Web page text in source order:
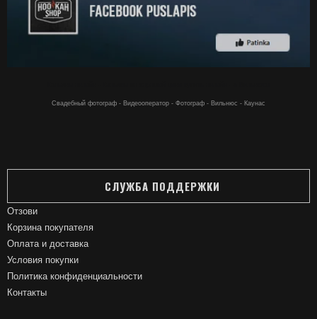
Свадебный фотограф - Видеооператор - Фотограф - Вильнюс - Каунас
СЛУЖБА ПОДДЕРЖКИ
Отзови
Корзина покупателя
Оплата и доставка
Условия покупки
Политика конфиденциальности
Контакты